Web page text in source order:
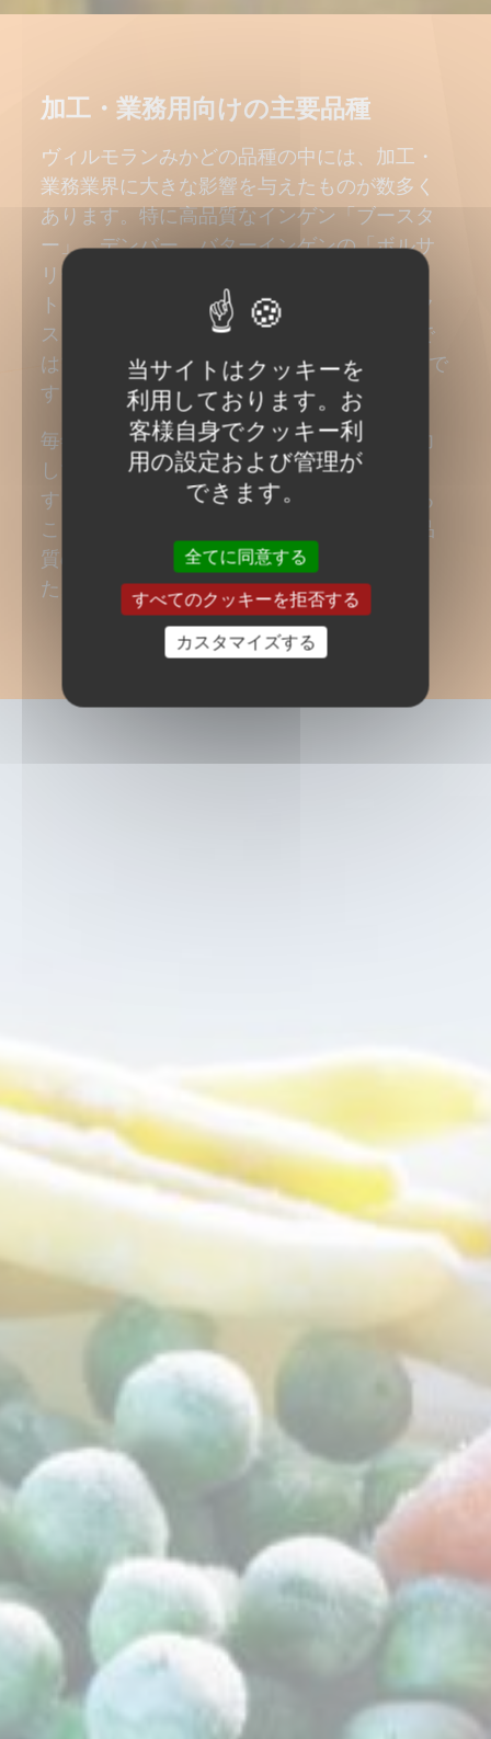
加工・業務用向けの主要品種
ヴィルモランみかどの品種の中には、加工・
業務業界に大きな影響を与えたものが数多く
あります。特に高品質なインゲン「ブースタ
ー」、デンバー、バターインゲンの「ボルサ
リーノ」、フラベルトの「フラジオレッ
ト」、エンドウの「フィレンツァ」や「エク
スタシア」などが挙げられ、これらの分野で
は100種を超える品種の中でも代表的な存在で
す。
毎年、当社の研究開発チームは生産者と協力
して、さらに多くの新品種を提供していま
す。このように常に品種をリニューアルする
ことで、お客様に最適な生産性を備えた高品
質の種子を提供することが可能となりまし
た。
当サイトはクッキーを
利用しております。お
客様自身でクッキー利
用の設定および管理が
できます。
全てに同意する
すべてのクッキーを拒否する
カスタマイズする